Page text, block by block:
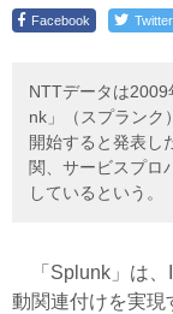
Facebook Twitter
NTTデータは
nk」（スプランク
開始すると発表し
関、サービスプロ
しているという。
「Splunk」は、
動関連付けを実現